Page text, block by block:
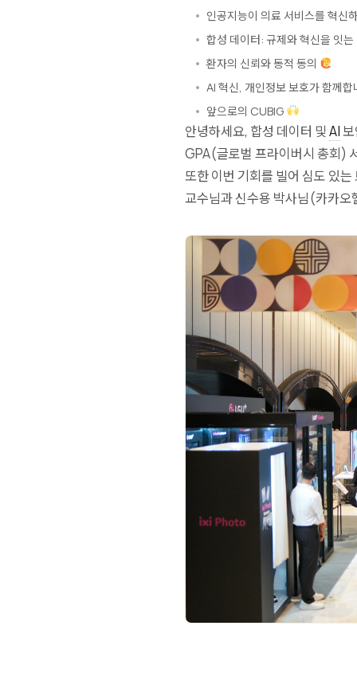
인공지능이 의료 서비스를 혁신
합성 데이터: 규제와 혁신을 잇
환자의 신뢰와 동적 동의
AI 혁신, 개인정보 보호가 함께
앞으로의 CUBIG
안녕하세요, 합성 데이터 및AI
GPA(글로벌 프라이버시 총회)
또한 이번 기회를 빌어 심도
교수님과 신수용 박사님(카카